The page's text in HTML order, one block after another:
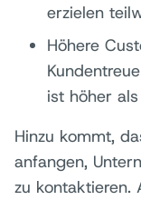
erzielen
Höhere
ist höher
Hinzu kommt,
anfangen,
zu kontaktieren.